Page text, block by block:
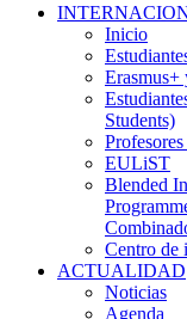
Inicio
Students)
EULiST
Blended
Centro de
ACTUALIDAD
Noticias
Agenda